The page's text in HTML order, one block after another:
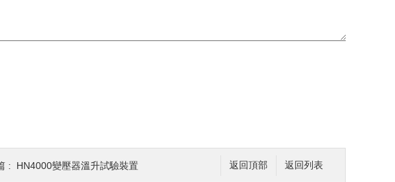
返回列表
返回頂部
: HN4000變壓器溫升試驗裝置